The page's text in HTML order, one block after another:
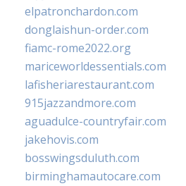
elpatronchardon.com
donglaishun-order.com
fiamc-rome2022.org
mariceworldessentials.com
lafisheriarestaurant.com
915jazzandmore.com
aguadulce-countryfair.com
jakehovis.com
bosswingsduluth.com
birminghamautocare.com